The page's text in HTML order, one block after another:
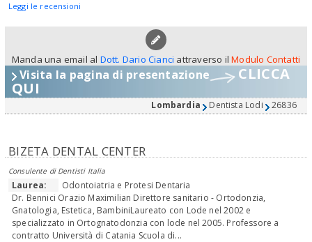
Leggi le recensioni
Manda una email al Dott. Dario Cianci attraverso ilModulo Contatti
Visita la pagina di presentazione CLICCA
QUI
Lombardia Dentista Lodi 26836
BIZETA DENTAL CENTER
Consulente di Dentisti Italia
Laurea:
Odontoiatria e Protesi Dentaria
Dr. Bennici Orazio Maximilian Direttore sanitario - Ortodonzia,
Gnatologia, Estetica, BambiniLaureato con Lode nel 2002 e
specializzato in Ortognatodonzia con lode nel 2005. Professore a
contratto Università di Catania Scuola di...